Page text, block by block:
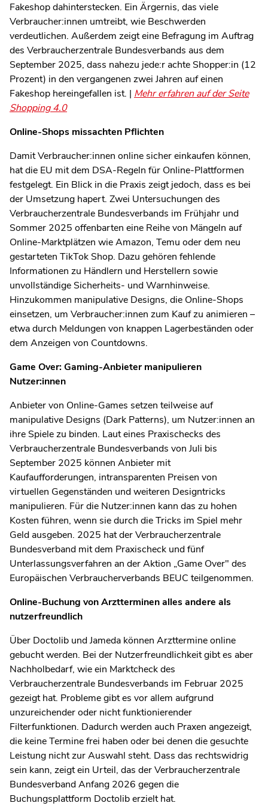
Fakeshop dahinterstecken. Ein Ärgernis, das viele
Verbraucher:innen umtreibt, wie Beschwerden
verdeutlichen. Außerdem zeigt eine Befragung im Auftrag
des Verbraucherzentrale Bundesverbands aus dem
September 2025, dass nahezu jede:r achte Shopper:in (12
Prozent) in den vergangenen zwei Jahren auf einen
Fakeshop hereingefallen ist. | Mehr erfahren auf der Seite
Shopping 4.0
Online-Shops missachten Pflichten
Damit Verbraucher:innen online sicher einkaufen können,
hat die EU mit dem DSA-Regeln für Online-Plattformen
festgelegt. Ein Blick in die Praxis zeigt jedoch, dass es bei
der Umsetzung hapert. Zwei Untersuchungen des
Verbraucherzentrale Bundesverbands im Frühjahr und
Sommer 2025 offenbarten eine Reihe von Mängeln auf
Online-Marktplätzen wie Amazon, Temu oder dem neu
gestarteten TikTok Shop. Dazu gehören fehlende
Informationen zu Händlern und Herstellern sowie
unvollständige Sicherheits- und Warnhinweise.
Hinzukommen manipulative Designs, die Online-Shops
einsetzen, um Verbraucher:innen zum Kauf zu animieren –
etwa durch Meldungen von knappen Lagerbeständen oder
dem Anzeigen von Countdowns.
Game Over: Gaming-Anbieter manipulieren
Nutzer:innen
Anbieter von Online-Games setzen teilweise auf
manipulative Designs (Dark Patterns), um Nutzer:innen an
ihre Spiele zu binden. Laut eines Praxischecks des
Verbraucherzentrale Bundesverbands von Juli bis
September 2025 können Anbieter mit
Kaufaufforderungen, intransparenten Preisen von
virtuellen Gegenständen und weiteren Designtricks
manipulieren. Für die Nutzer:innen kann das zu hohen
Kosten führen, wenn sie durch die Tricks im Spiel mehr
Geld ausgeben. 2025 hat der Verbraucherzentrale
Bundesverband mit dem Praxischeck und fünf
Unterlassungsverfahren an der Aktion „Game Over" des
Europäischen Verbraucherverbands BEUC teilgenommen.
Online-Buchung von Arztterminen alles andere als
nutzerfreundlich
Über Doctolib und Jameda können Arzttermine online
gebucht werden. Bei der Nutzerfreundlichkeit gibt es aber
Nachholbedarf, wie ein Marktcheck des
Verbraucherzentrale Bundesverbands im Februar 2025
gezeigt hat. Probleme gibt es vor allem aufgrund
unzureichender oder nicht funktionierender
Filterfunktionen. Dadurch werden auch Praxen angezeigt,
die keine Termine frei haben oder bei denen die gesuchte
Leistung nicht zur Auswahl steht. Dass das rechtswidrig
sein kann, zeigt ein Urteil, das der Verbraucherzentrale
Bundesverband Anfang 2026 gegen die
Buchungsplattform Doctolib erzielt hat.